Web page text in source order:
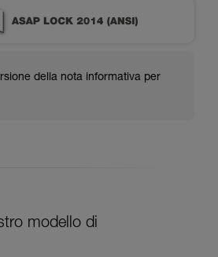
della nota informativa per
modello di